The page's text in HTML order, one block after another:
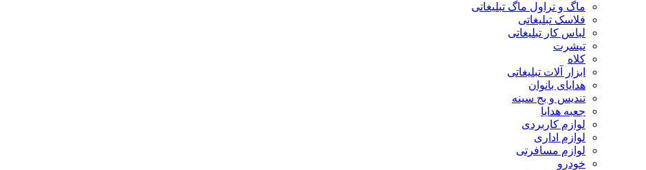
ماگ و تراول ماگ تبلیغاتی
فلاسک تبلیغاتی
لباس کار تبلیغاتی
تیشرت
کلاه
ابزار آلات تبلیغاتی
هدایای بانوان
تندیس و بج سینه
جعبه هدایا
لوازم کاربردی
لوازم اداری
لوازم مسافرتی
خودرو